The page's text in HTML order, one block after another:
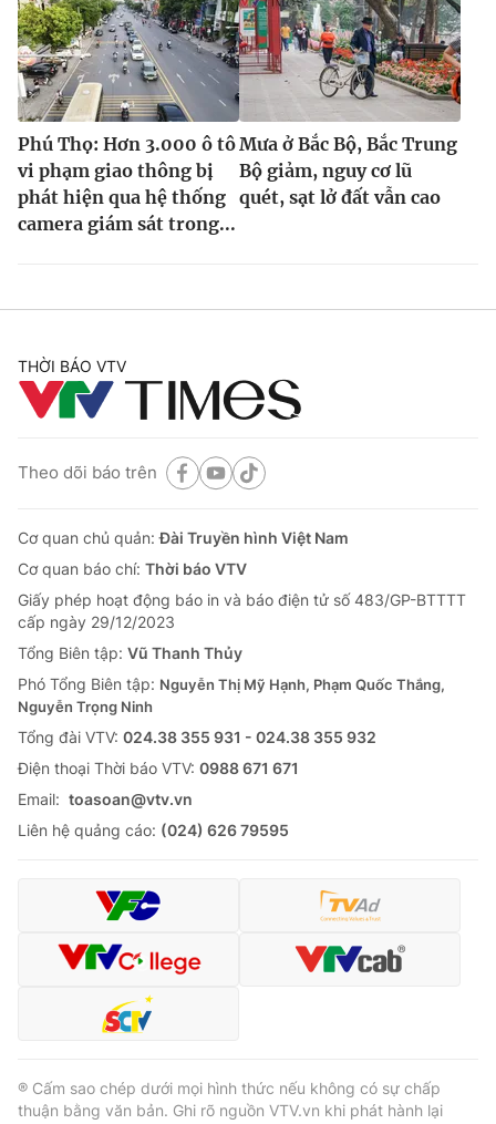
Phú Thọ: Hơn 3.000 ô tô
vi phạm giao thông bị
phát hiện qua hệ thống
camera giám sát trong...
Mưa ở Bắc Bộ, Bắc Trung
Bộ giảm, nguy cơ lũ
quét, sạt lở đất vẫn cao
THỜI BÁO VTV
Theo dõi báo trên
Cơ quan chủ quản:Đài Truyền hình Việt Nam
Cơ quan báo chí: Thời báo VTV
Giấy phép hoạt động báo in và báo điện tử số 483/GP-BTTTT
cấp ngày 29/12/2023
Tổng Biên tập: Vũ Thanh Thủy
Phó Tổng Biên tập: Nguyễn Thị Mỹ Hạnh, Phạm Quốc Thắng,
Nguyễn Trọng Ninh
Tổng đài VTV: 024.38 355 931 - 024.38 355 932
Ðiện thoại Thời báo VTV: 0988 671 671
Email: toasoan@vtv.vn
Liên hệ quảng cáo: (024) 626 79595
® Cấm sao chép dưới mọi hình thức nếu không có sự chấp
thuận bằng văn bản. Ghi rõ nguồn VTV.vn khi phát hành lại